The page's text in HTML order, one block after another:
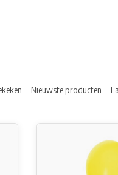
Nieuwste producten